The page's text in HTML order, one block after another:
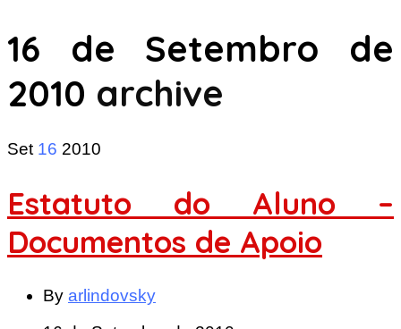
16 de Setembro de
2010 archive
Set 16 2010
Estatuto do Aluno –
Documentos de Apoio
By arlindovsky